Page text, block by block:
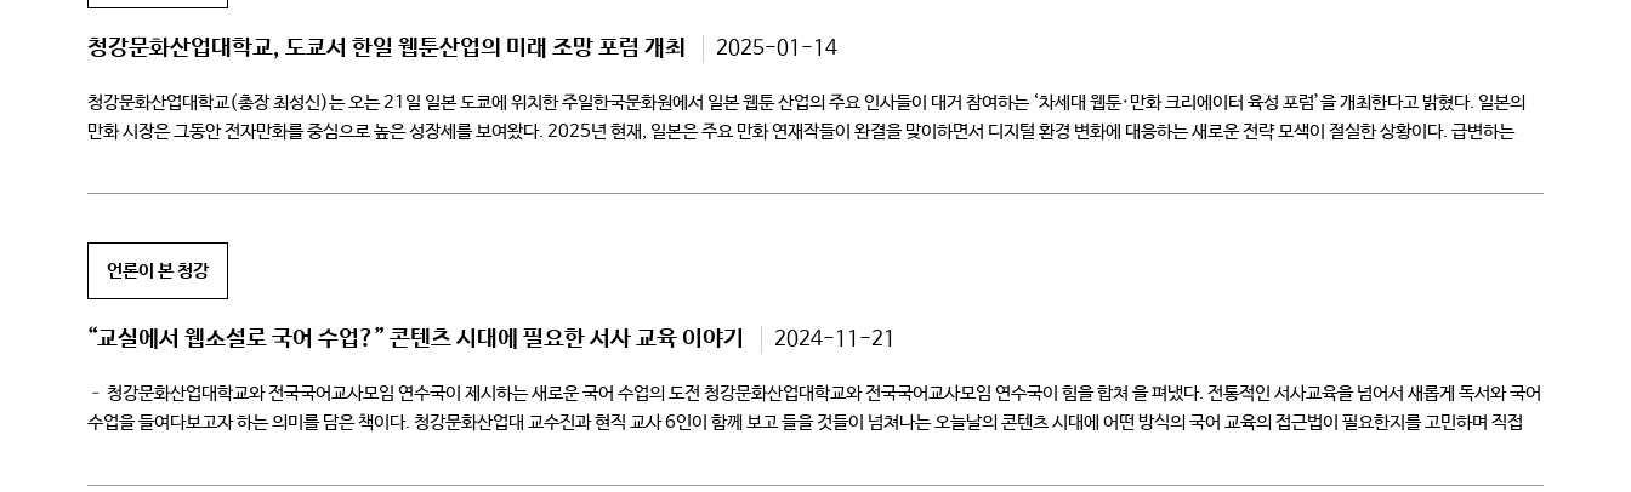
청강문화산업대학교, 도쿄서 한일 웹툰산업의 미래 조망 포럼 개최 2025-01-14
청강문화산업대학교(총장 최성신)는 오는 21일 일본 도쿄에 위치한 주일한국문화원에서 일본 웹툰 산업의 주요 인사들이 대거 참여하는 ‘차세대 웹툰·만화 크리에이터 육성 포럼’을 개최한다고 밝혔다. 일본의
만화 시장은 그동안 전자만화를 중심으로 높은 성장세를 보여왔다. 2025년 현재, 일본은 주요 만화 연재작들이 완결을 맞이하면서 디지털 환경 변화에 대응하는 새로운 전략 모색이 절실한 상황이다. 급변하는
언론이 본 청강
“교실에서 웹소설로 국어 수업?” 콘텐츠 시대에 필요한 서사 교육 이야기 2024-11-21
– 청강문화산업대학교와 전국국어교사모임 연수국이 제시하는 새로운 국어 수업의 도전 청강문화산업대학교와 전국국어교사모임 연수국이 힘을 합쳐 을 펴냈다. 전통적인 서사교육을 넘어서 새롭게 독서와 국어
수업을 들여다보고자 하는 의미를 담은 책이다. 청강문화산업대 교수진과 현직 교사 6인이 함께 보고 들을 것들이 넘쳐나는 오늘날의 콘텐츠 시대에 어떤 방식의 국어 교육의 접근법이 필요한지를 고민하며 직접